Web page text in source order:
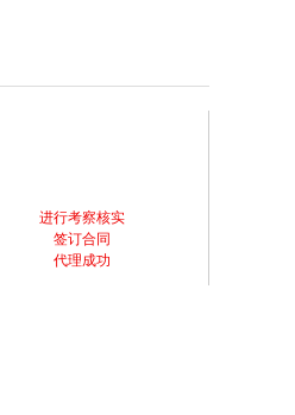
进行考察核实
签订合同
代理成功